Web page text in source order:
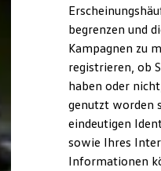
Marke und Erlebnis
Volkswagen R
R-Modelle
R Experience
Driving
Volkswagen
Lifestyle Shop
T-Roc
Golf
begrenzen und
Kampagnen zu
registrieren, ob
haben oder
genutzt worden
eindeutigen
sowie Ihres
Informationen